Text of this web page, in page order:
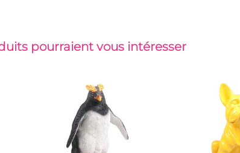
pourraient vous intéresser